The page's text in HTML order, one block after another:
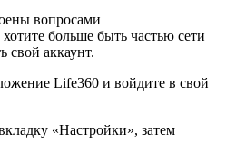
вопросами
больше быть частью сети
свой аккаунт.
Life360 и войдите в свой
«Настройки», затем